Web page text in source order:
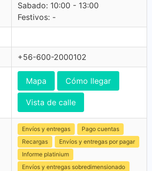
Sabado: 10:00 - 13:00
Festivos: -
+56-600-2000102
Mapa Cómo llegar
Vista de calle
Envíos y entregas
Pago cuentas
Recargas
Envíos y entregas por pagar
Informe platinium
Envíos y entregas sobredimensionado